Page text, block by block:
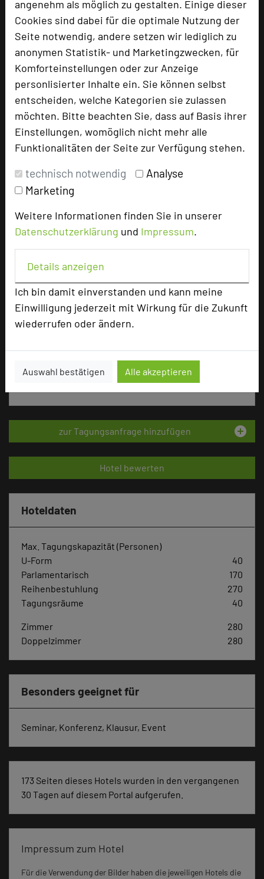
angenehm als möglich zu gestalten. Einige dieser
Cookies sind dabei für die optimale Nutzung der
Seite notwendig, andere setzen wir lediglich zu
anonymen Statistik- und Marketingzwecken, für
Komforteinstellungen oder zur Anzeige
personlisierter Inhalte ein. Sie können selbst
entscheiden, welche Kategorien sie zulassen
möchten. Bitte beachten Sie, dass auf Basis ihrer
Einstellungen, womöglich nicht mehr alle
Funktionalitäten der Seite zur Verfügung stehen.
technisch notwendig
Analyse
Marketing
Weitere Informationen finden Sie in unserer
Datenschutzerklärung und Impressum.
Details anzeigen
Ich bin damit einverstanden und kann meine
Einwilligung jederzeit mit Wirkung für die Zukunft
wiederrufen oder ändern.
Auswahl bestätigen Alle akzeptieren
Sitzt Ihr gedanklich auch schon im Cockpit
eurer Seifenkiste oder überlegt, welche Farbe
eurem Kicker-Team stehen würde? Meldet euch
bei uns! Wir freuen uns, mit euch die nächste
Event Tagung in unserer Location zu planen
und umzusetzen.
URL:https://tulipinndusarena.com/angebote-
2/
Tulip Inn Hotel Düsseldorf Arena
Arena-Straße 3
40474 Düsseldorf
phone +49 211 30275-603
mail Email
zur Tagungsanfrage hinzufügen add_circle
Hotel bewerten
Hoteldaten
Max. Tagungskapazität (Personen)
U-Form
40
Parlamentarisch
170
Reihenbestuhlung
270
Tagungsräume
40
Zimmer
280
Doppelzimmer
280
Besonders geeignet für
Seminar, Konferenz, Klausur, Event
173 Seiten dieses Hotels wurden in den vergangenen
30 Tagen auf diesem Portal aufgerufen.
Impressum zum Hotel
Für die Verwendung der Bilder haben die jeweiligen Hotels die